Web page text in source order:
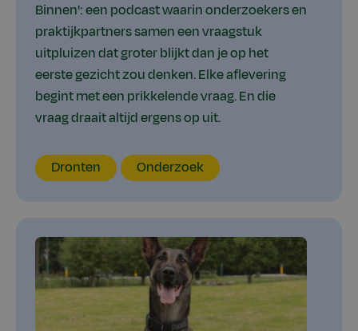
Binnen': een podcast waarin onderzoekers en
praktijkpartners samen een vraagstuk
uitpluizen dat groter blijkt dan je op het
eerste gezicht zou denken. Elke aflevering
begint met een prikkelende vraag. En die
vraag draait altijd ergens op uit.
Locatie
Dronten Thema
Onderzoek